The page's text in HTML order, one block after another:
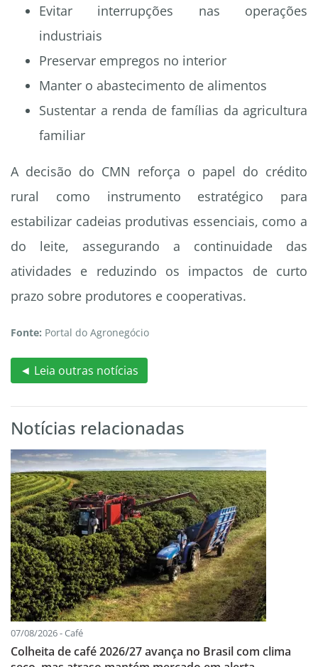
Evitar interrupções nas operações
industriais
Preservar empregos no interior
Manter o abastecimento de alimentos
Sustentar a renda de famílias da agricultura
familiar
A decisão do CMN reforça o papel do crédito
rural como instrumento estratégico para
estabilizar cadeias produtivas essenciais, como a
do leite, assegurando a continuidade das
atividades e reduzindo os impactos de curto
prazo sobre produtores e cooperativas.
Fonte: Portal do Agronegócio
◄ Leia outras notícias
Notícias relacionadas
07/08/2026 - Café
Colheita de café 2026/27 avança no Brasil com clima